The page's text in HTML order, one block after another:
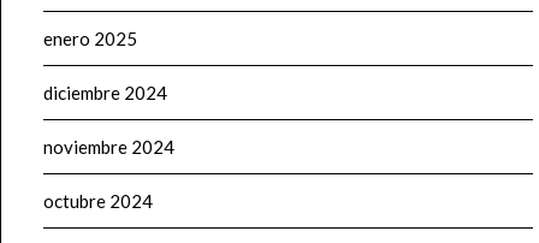
enero 2025
diciembre 2024
noviembre 2024
octubre 2024